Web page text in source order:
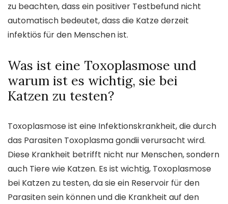
zu beachten, dass ein positiver Testbefund nicht
automatisch bedeutet, dass die Katze derzeit
infektiös für den Menschen ist.
Was ist eine Toxoplasmose und
warum ist es wichtig, sie bei
Katzen zu testen?
Toxoplasmose ist eine Infektionskrankheit, die durch
das Parasiten Toxoplasma gondii verursacht wird.
Diese Krankheit betrifft nicht nur Menschen, sondern
auch Tiere wie Katzen. Es ist wichtig, Toxoplasmose
bei Katzen zu testen, da sie ein Reservoir für den
Parasiten sein können und die Krankheit auf den